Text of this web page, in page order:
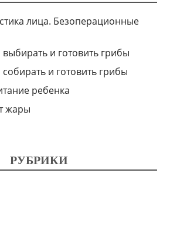
лица. Безоперационные
и готовить грибы
и готовить грибы
ребенка
жары
РУБРИКИ